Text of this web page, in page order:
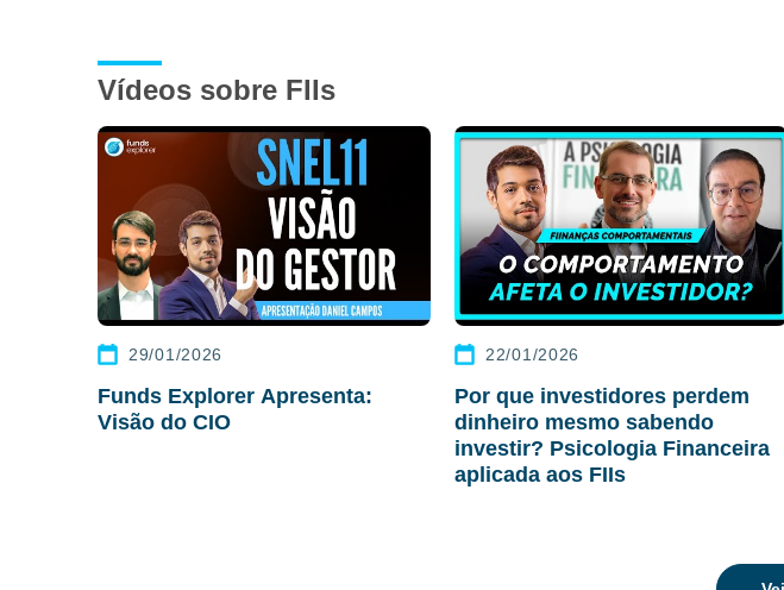
Vídeos sobre FIIs
29/01/2026
Funds Explorer Apresenta:
Visão do CIO
22/01/2026
Por que investidores perdem
dinheiro mesmo sabendo
investir? Psicologia Financeira
aplicada aos FIIs